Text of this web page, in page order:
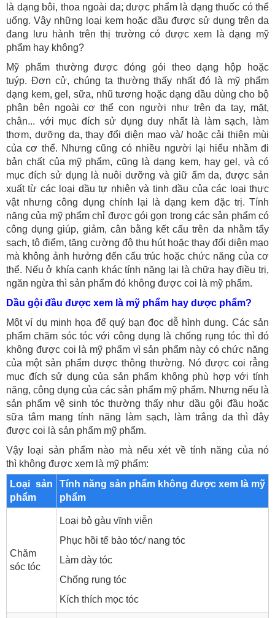
là dạng bôi, thoa ngoài da; dược phẩm là dạng thuốc có thể
uống. Vậy những loại kem hoặc dầu được sử dụng trên da
đang lưu hành trên thị trường có được xem là dạng mỹ
phẩm hay không?
Mỹ phẩm thường được đóng gói theo dạng hộp hoặc
tuýp. Đơn cử, chúng ta thường thấy nhất đó là mỹ phẩm
dạng kem, gel, sữa, nhũ tương hoặc dạng dầu dùng cho bộ
phận bên ngoài cơ thể con người như trên da tay, mặt,
chân... với mục đích sử dụng duy nhất là làm sạch, làm
thơm, dưỡng da, thay đổi diện mạo và/ hoặc cải thiện mùi
của cơ thể. Nhưng cũng có nhiều người lại hiểu nhầm đi
bản chất của mỹ phẩm, cũng là dạng kem, hay gel, và có
mục đích sử dụng là nuôi dưỡng và giữ ẩm da, được sản
xuất từ các loại dầu tự nhiên và tinh dầu của các loại thực
vật nhưng công dụng chính lại là dạng kem đặc trị. Tính
năng của mỹ phẩm chỉ được gói gọn trong các sản phẩm có
công dụng giúp, giảm, cân bằng kết cấu trên da nhằm tẩy
sạch, tô điểm, tăng cường độ thu hút hoặc thay đổi diện mạo
mà không ảnh hưởng đến cấu trúc hoặc chức năng của cơ
thể. Nếu ở khía cạnh khác tính năng lại là chữa hay điều trị,
ngăn ngừa thì sản phẩm đó không được coi là mỹ phẩm.
Dầu gội đầu được xem là mỹ phẩm hay dược phẩm?
Một ví dụ minh họa để quý bạn đọc dễ hình dung. Các sản
phẩm chăm sóc tóc với công dụng là chống rụng tóc thì đó
không được coi là mỹ phẩm vì sản phẩm này có chức năng
của một sản phẩm dược thông thường. Nó được coi rẳng
mục đích sử dụng của sản phẩm không phù hợp với tính
năng, công dụng của các sản phẩm mỹ phẩm. Nhưng nếu là
sản phẩm vệ sinh tóc thường thấy như dầu gội đầu hoặc
sữa tắm mang tính năng làm sạch, làm trắng da thì đây
được coi là sản phẩm mỹ phẩm.
Vậy loại sản phẩm nào mà nếu xét về tính năng của nó
thì không được xem là mỹ phẩm:
Loại sản
phẩm
Tính năng sản phẩm không được xem là mỹ
phẩm
Chăm
sóc tóc
Loại bỏ gàu vĩnh viễn
Phục hồi tế bào tóc/ nang tóc
Làm dày tóc
Chống rụng tóc
Kích thích mọc tóc